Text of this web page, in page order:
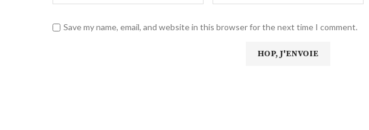
Save my name, email, and website in this browser for the next time I comment.